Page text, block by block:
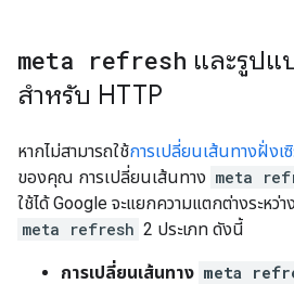
meta refresh และรูปแ
สำหรับ HTTP
หากไม่สามารถใช้การเปลี่ยนเส้นทางฝั่งเ
ของคุณ การเปลี่ยนเส้นทาง meta
ใช้ได้ Google จะแยกความแตกต่างระหว่
meta refresh 2 ประเภท ดังนี้
การเปลี่ยนเส้นทาง meta